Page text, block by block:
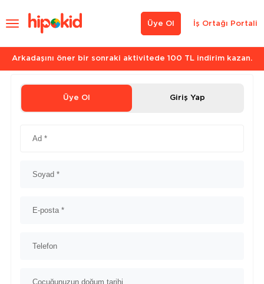
İş Ortağı Portali
Üye Ol
Arkadaşını öner bir sonraki aktivitede 100 TL indirim kazan.
Üye Ol Giriş Yap